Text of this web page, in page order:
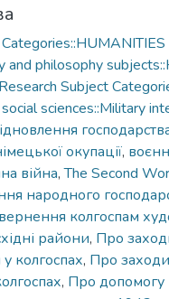
and philosophy
Research Subject
sciences::Military
окупації,
війна,The Second
народного
колгоспам
райони, Про
колгоспах, Про
, Про допомогу